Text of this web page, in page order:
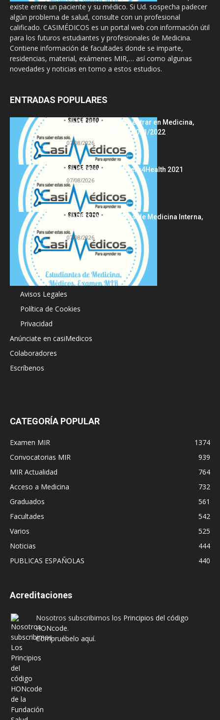
existe entre un paciente y su médico. Si Ud. sospecha padecer
algún problema de salud, consulte con un profesional
calificado. CASIMÉDICOS es un portal web con información útil
para los futuros estudiantes y profesionales de Medicina.
Contiene información de facultades donde se imparte,
residencias, material, exámenes MIR,… así como algunas
novedades y noticias en torno a estos estudios.
ENTRADAS POPULARES
Notas de corte para entrar en Medicina,
curso 2022/2023 vs 2021/2022
07/08/2026
Hackathon Innomakers4Health 2021
07/08/2026
HARRISON Principios de Medicina Interna,
07/08/2026
Acerca de
Avisos Legales
Política de Cookies
Privacidad
Anúnciate en casiMedicos
Colaboradores
Escríbenos
CATEGORÍA POPULAR
Examen MIR
1374
Convocatorias MIR
939
MIR Actualidad
764
Acceso a Medicina
732
Graduados
561
Facultades
542
Varios
525
Noticias
444
PUBLICAS ESPAÑOLAS
440
Acreditaciones
Nosotros subscribimos los Principios del código
HONcode.
Compruébelo aquí.